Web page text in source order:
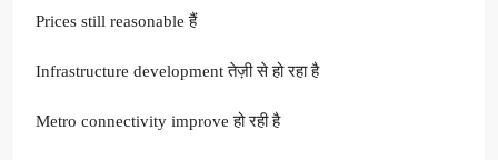
Prices still reasonable हैं
Infrastructure development तेज़ी से हो रहा है
Metro connectivity improve हो रही है